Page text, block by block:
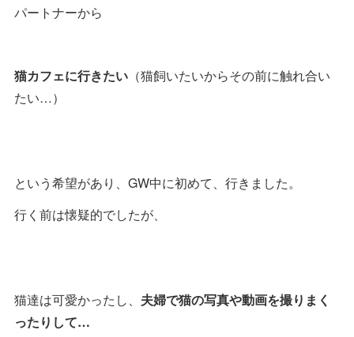
パートナーから
猫カフェに行きたい （猫飼いたいからその前に触れ合い
たい…）
という希望があり、GW中に初めて、行きました。
行く前は懐疑的でしたが、
猫達は可愛かったし、 夫婦で猫の写真や動画を撮りまく
ったりして…